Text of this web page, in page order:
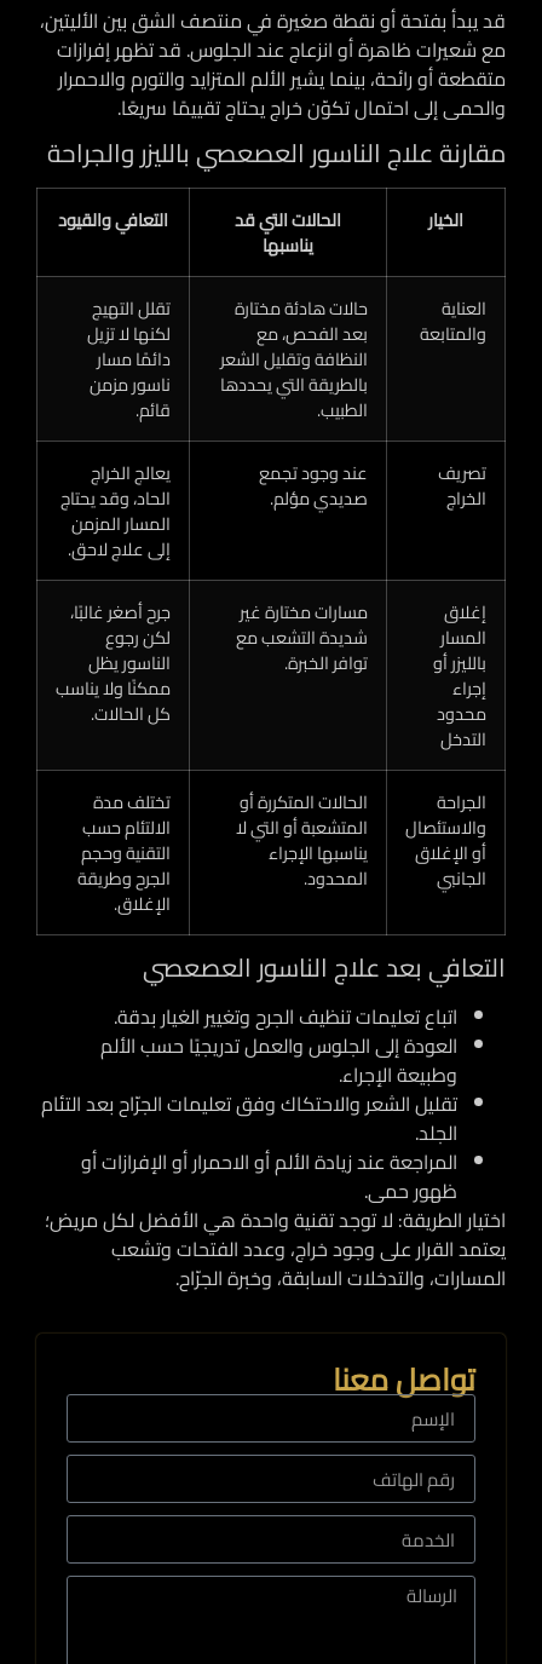
تواصل معنا
قد يبدأ بفتحة أو نقطة صغيرة في منتصف الشق بين الأليتين،
مع شعيرات ظاهرة أو انزعاج عند الجلوس. قد تظهر إفرازات
متقطعة أو رائحة، بينما يشير الألم المتزايد والتورم والاحمرار
والحمى إلى احتمال تكوّن خراج يحتاج تقييمًا سريعًا.
مقارنة علاج الناسور العصعصي بالليزر والجراحة
الخيار الحالات التي قد
يناسبها
التعافي والقيود
العناية
والمتابعة
حالات هادئة مختارة
بعد الفحص، مع
النظافة وتقليل الشعر
بالطريقة التي يحددها
الطبيب.
تقلل التهيج
لكنها لا تزيل
دائمًا مسار
ناسور مزمن
قائم.
تصريف
الخراج
عند وجود تجمع
صديدي مؤلم.
يعالج الخراج
الحاد، وقد يحتاج
المسار المزمن
إلى علاج لاحق.
إغلاق
المسار
بالليزر أو
إجراء
محدود
التدخل
مسارات مختارة غير
شديدة التشعب مع
توافر الخبرة.
جرح أصغر غالبًا،
لكن رجوع
الناسور يظل
ممكنًا ولا يناسب
كل الحالات.
الجراحة
والاستئصال
أو الإغلاق
الجانبي
الحالات المتكررة أو
المتشعبة أو التي لا
يناسبها الإجراء
المحدود.
تختلف مدة
الالتئام حسب
التقنية وحجم
الجرح وطريقة
الإغلاق.
التعافي بعد علاج الناسور العصعصي
اتباع تعليمات تنظيف الجرح وتغيير الغيار بدقة.
العودة إلى الجلوس والعمل تدريجيًا حسب الألم
وطبيعة الإجراء.
تقليل الشعر والاحتكاك وفق تعليمات الجرّاح بعد التئام
الجلد.
المراجعة عند زيادة الألم أو الاحمرار أو الإفرازات أو
ظهور حمى.
اختيار الطريقة: لا توجد تقنية واحدة هي الأفضل لكل مريض؛
يعتمد القرار على وجود خراج، وعدد الفتحات وتشعب
المسارات، والتدخلات السابقة، وخبرة الجرّاح.